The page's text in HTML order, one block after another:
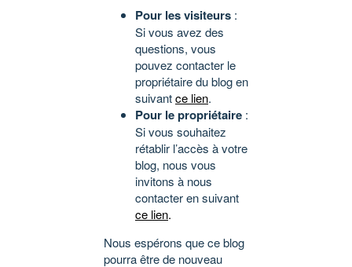
Pour les visiteurs :
Si vous avez des
questions, vous
pouvez contacter le
propriétaire du blog en
suivantce lien.
Pour le propriétaire :
Si vous souhaitez
rétablir l’accès à votre
blog, nous vous
invitons à nous
contacter en suivant
ce lien.
Nous espérons que ce blog
pourra être de nouveau